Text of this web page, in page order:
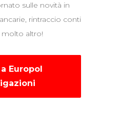
sulle novità in
rintraccio conti
molto altro!
Europol